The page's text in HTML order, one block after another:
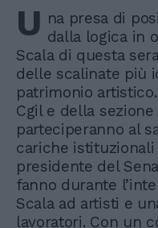
U na presa di
dalla logica in
Scala di questa
delle scalinate più
patrimonio
Cgil e della
parteciperanno al
cariche istituzionali
presidente del
fanno durante
Scala ad artisti e
lavoratori. Con un